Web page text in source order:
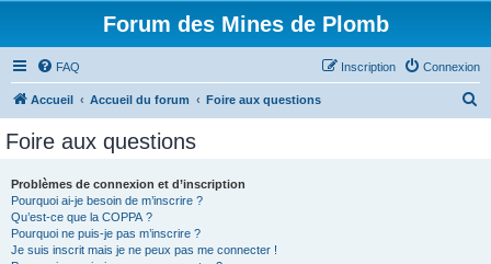
Forum des Mines de Plomb
FAQ Connexion
Inscription
Accueil Accueil du forum Foire aux questions
Foire aux questions
Problèmes de connexion et d’inscription
Pourquoi ai-je besoin de m’inscrire ?
Qu’est-ce que la COPPA ?
Pourquoi ne puis-je pas m’inscrire ?
Je suis inscrit mais je ne peux pas me connecter !